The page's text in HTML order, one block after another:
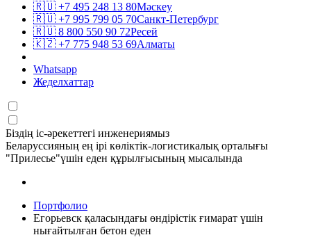
🇷🇺 +7 495 248 13 80Мәскеу
🇷🇺 +7 995 799 05 70Санкт-Петербург
🇷🇺 8 800 550 90 72Ресей
🇰🇿 +7 775 948 53 69Алматы
Whatsapp
Жеделхаттар
Біздің іс-әрекеттегі инженериямыз
Беларуссияның ең ірі көліктік-логистикалық орталығы
"Прилесье"үшін еден құрылғысының мысалында
Портфолио
Егорьевск қаласындағы өндірістік ғимарат үшін
нығайтылған бетон еден